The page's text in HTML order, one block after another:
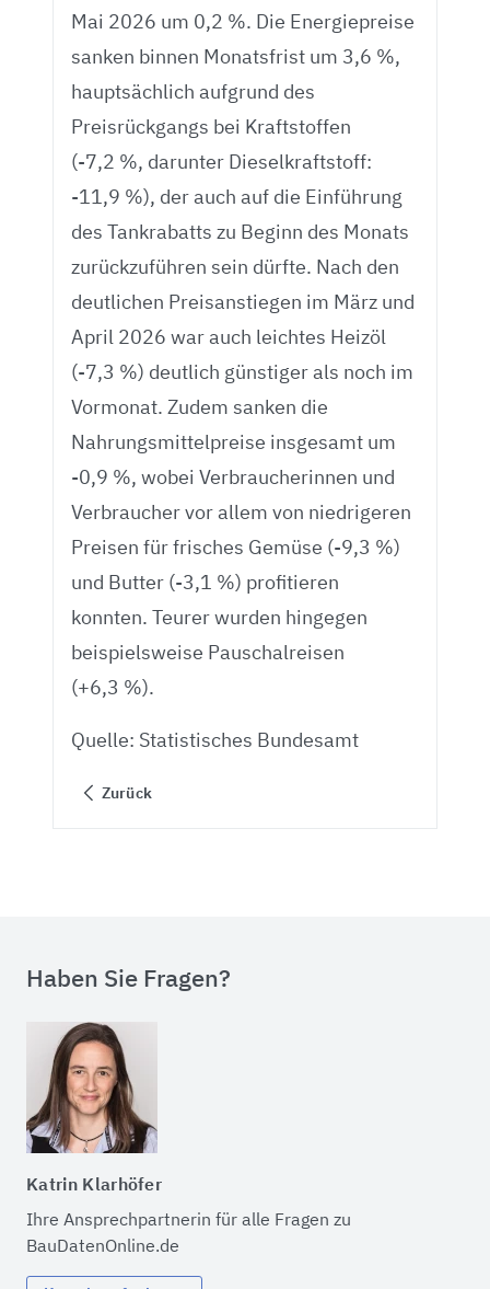
Mai 2026 um 0,2 %. Die Energiepreise
sanken binnen Monatsfrist um 3,6 %,
hauptsächlich aufgrund des
Preisrückgangs bei Kraftstoffen
(-7,2 %, darunter Dieselkraftstoff:
-11,9 %), der auch auf die Einführung
des Tankrabatts zu Beginn des Monats
zurückzuführen sein dürfte. Nach den
deutlichen Preisanstiegen im März und
April 2026 war auch leichtes Heizöl
(-7,3 %) deutlich günstiger als noch im
Vormonat. Zudem sanken die
Nahrungsmittelpreise insgesamt um
-0,9 %, wobei Verbraucherinnen und
Verbraucher vor allem von niedrigeren
Preisen für frisches Gemüse (-9,3 %)
und Butter (-3,1 %) profitieren
konnten. Teurer wurden hingegen
beispielsweise Pauschalreisen
(+6,3 %).
Quelle: Statistisches Bundesamt
Zurück
Haben Sie Fragen?
Katrin Klarhöfer
Ihre Ansprechpartnerin für alle Fragen zu
BauDatenOnline.de